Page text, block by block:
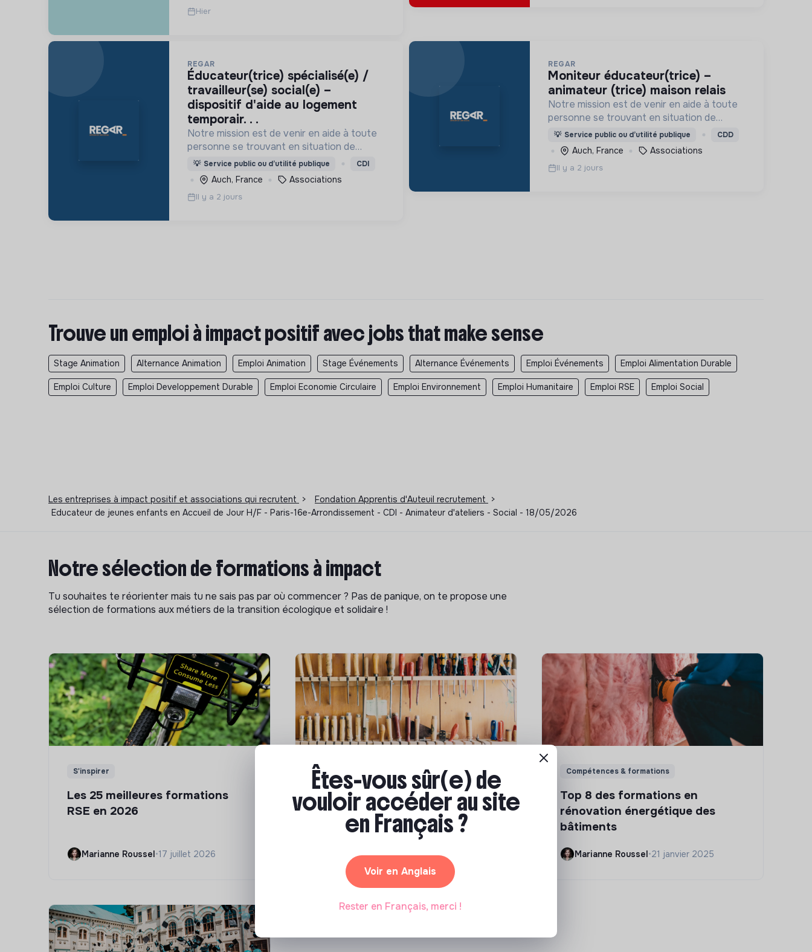
Hier
REGAR
éducateur(trice) spécialisé(e) /
travailleur(se) social(e) –
dispositif d'aide au logement
temporair. . .
Notre mission est de venir en aide à toute
personne se trouvant en situation de
difficulté matérielle, en détresse psychique
et plus généralement en situation
d’exclusion sociale ou professionnelle.
💡 Service public ou d’utilité publique CDI
Auch, France Associations
Il y a 2 jours
REGAR
moniteur éducateur(trice) –
animateur (trice) maison relais
Notre mission est de venir en aide à toute
personne se trouvant en situation de
difficulté matérielle, en détresse psychique
et plus généralement en situation
d’exclusion sociale ou professionnelle.
💡 Service public ou d’utilité publique CDD
Auch, France Associations
Il y a 2 jours
Trouve un emploi à impact positif avec jobs that make sense
Stage Animation Alternance Animation Emploi Animation Stage Événements Alternance Événements Emploi Événements Emploi Alimentation Durable
Emploi Culture Emploi Developpement Durable Emploi Economie Circulaire Emploi Environnement Emploi Humanitaire Emploi RSE Emploi Social
Les entreprises à impact positif et associations qui recrutent > Fondation Apprentis d'Auteuil recrutement
>
Educateur de jeunes enfants en Accueil de Jour H/F - Paris-16e-Arrondissement - CDI - Animateur d'ateliers - Social - 18/05/2026
Notre sélection de formations à impact
Tu souhaites te réorienter mais tu ne sais pas par où commencer ? Pas de panique, on te propose une
sélection de formations aux métiers de la transition écologique et solidaire !
S'inspirer
Les 25 meilleures formations
RSE en 2026
Marianne Roussel•17 juillet 2026
Compétences & formations
Comment se former à la
transition écologique ?
Marianne Roussel•09 janvier 2024
Compétences & formations
Top 8 des formations en
rénovation énergétique des
bâtiments
Marianne Roussel•21 janvier 2025
Êtes-vous sûr(e) de
vouloir accéder au site
en Français ?
Voir en Anglais
Rester en Français, merci !